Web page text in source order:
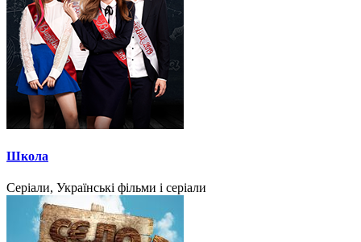
Школа
Серіали, Українські фільми і серіали